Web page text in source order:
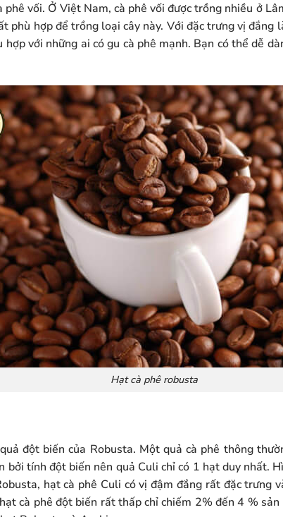
vối. Ở Việt Nam, cà phê vối được trồng nhiều ở
phù hợp để trồng loại cây này. Với đặc trưng vị đắng
với những ai có gu cà phê mạnh. Bạn có thể dễ
Hạt cà phê robusta
đột biến của Robusta. Một quả cà phê thông
bởi tính đột biến nên quả Culi chỉ có 1 hạt duy nhất.
hạt cà phê Culi có vị đậm đắng rất đặc trưng
cà phê đột biến rất thấp chỉ chiếm 2% đến 4 %